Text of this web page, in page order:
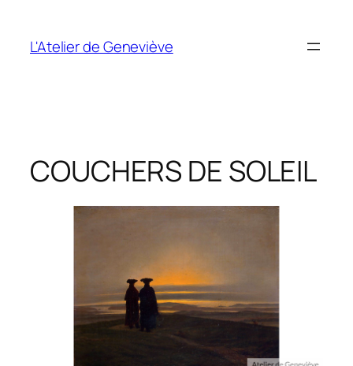
contenu
L'Atelier de Geneviève
COUCHERS DE SOLEIL